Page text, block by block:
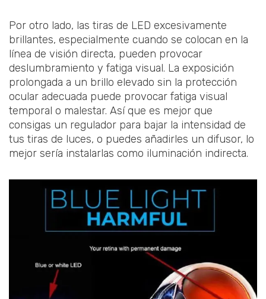
Por otro lado, las tiras de LED excesivamente
brillantes, especialmente cuando se colocan en la
línea de visión directa, pueden provocar
deslumbramiento y fatiga visual. La exposición
prolongada a un brillo elevado sin la protección
ocular adecuada puede provocar fatiga visual
temporal o malestar. Así que es mejor que
consigas un regulador para bajar la intensidad de
tus tiras de luces, o puedes añadirles un difusor, lo
mejor sería instalarlas como iluminación indirecta.